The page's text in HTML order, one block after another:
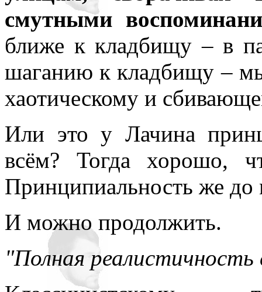
смутными
ближе к кладбищу – в
шаганию к кладбищу –
хаотическому и
Или это у Лачина
всём? Тогда хорошо,
Принципиальность же до
И можно продолжить.
"Полная